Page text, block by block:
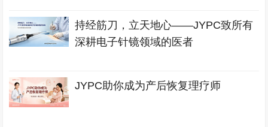
持经筋刀，立天地心——JYPC致所有
深耕电子针镜领域的医者
JYPC助你成为产后恢复理疗师